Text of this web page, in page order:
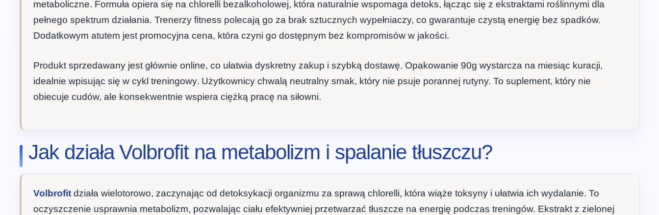
metaboliczne. Formuła opiera się na chlorelli bezalkoholowej, która naturalnie wspomaga detoks, łącząc się z ekstraktami roślinnymi dla
pełnego spektrum działania. Trenerzy fitness polecają go za brak sztucznych wypełniaczy, co gwarantuje czystą energię bez spadków.
Dodatkowym atutem jest promocyjna cena, która czyni go dostępnym bez kompromisów w jakości.
Produkt sprzedawany jest głównie online, co ułatwia dyskretny zakup i szybką dostawę. Opakowanie 90g wystarcza na miesiąc kuracji,
idealnie wpisując się w cykl treningowy. Użytkownicy chwalą neutralny smak, który nie psuje porannej rutyny. To suplement, który nie
obiecuje cudów, ale konsekwentnie wspiera ciężką pracę na siłowni.
Jak działa Volbrofit na metabolizm i spalanie tłuszczu?
Volbrofit działa wielotorowo, zaczynając od detoksykacji organizmu za sprawą chlorelli, która wiąże toksyny i ułatwia ich wydalanie. To
oczyszczenie usprawnia metabolizm, pozwalając ciału efektywniej przetwarzać tłuszcze na energię podczas treningów. Ekstrakt z zielonej